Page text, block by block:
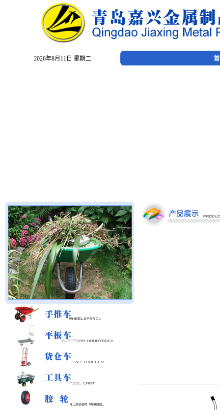
2026年8月11日 星期二